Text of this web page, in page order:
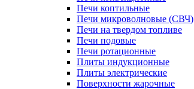
Печи коптильные
Печи микроволновые (СВЧ)
Печи на твердом топливе
Печи подовые
Печи ротационные
Плиты индукционные
Плиты электрические
Поверхности жарочные